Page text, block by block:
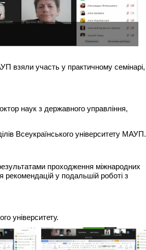
взяли участь у практичному семінарі,
наук з державного управління,
Всеукраїнського університету МАУП.
проходження міжнародних
у подальшій роботі з
університету.